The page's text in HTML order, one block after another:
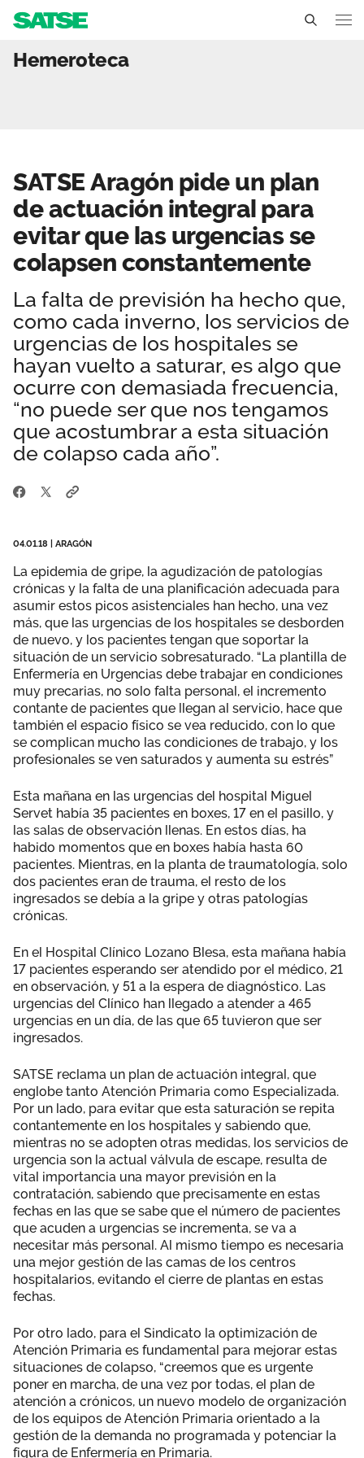
Delegados Sindicales
Estructura organizativa
Transparencia
Ámbitos de negociación
Secciones sindicales
Qué ofrecemos
Servicios
Ventajas
Actualidad
Temas
Noticias
Sala de prensa
Empleo
Documentos
Publicaciones
Vídeos
Aragón
Contáctanos
Área privada
Únete
SATSE Aragón pide un
Hemeroteca
SATSE Aragón pide un plan
de actuación integral para
evitar que las urgencias se
colapsen constantemente
La falta de previsión ha hecho que,
como cada inverno, los servicios de
urgencias de los hospitales se
hayan vuelto a saturar, es algo que
ocurre con demasiada frecuencia,
“no puede ser que nos tengamos
que acostumbrar a esta situación
de colapso cada año”.
04.01.18 ARAGÓN
La epidemia de gripe, la agudización de patologías
crónicas y la falta de una planificación adecuada para
asumir estos picos asistenciales han hecho, una vez
más, que las urgencias de los hospitales se desborden
de nuevo, y los pacientes tengan que soportar la
situación de un servicio sobresaturado. “La plantilla de
Enfermería en Urgencias debe trabajar en condiciones
muy precarias, no solo falta personal, el incremento
contante de pacientes que llegan al servicio, hace que
también el espacio físico se vea reducido, con lo que
se complican mucho las condiciones de trabajo, y los
profesionales se ven saturados y aumenta su estrés”
Esta mañana en las urgencias del hospital Miguel
Servet había 35 pacientes en boxes, 17 en el pasillo, y
las salas de observación llenas. En estos días, ha
habido momentos que en boxes había hasta 60
pacientes. Mientras, en la planta de traumatología, solo
dos pacientes eran de trauma, el resto de los
ingresados se debía a la gripe y otras patologías
crónicas.
En el Hospital Clínico Lozano Blesa, esta mañana había
17 pacientes esperando ser atendido por el médico, 21
en observación, y 51 a la espera de diagnóstico. Las
urgencias del Clínico han llegado a atender a 465
urgencias en un día, de las que 65 tuvieron que ser
ingresados.
SATSE reclama un plan de actuación integral, que
englobe tanto Atención Primaria como Especializada.
Por un lado, para evitar que esta saturación se repita
contantemente en los hospitales y sabiendo que,
mientras no se adopten otras medidas, los servicios de
urgencia son la actual válvula de escape, resulta de
vital importancia una mayor previsión en la
contratación, sabiendo que precisamente en estas
fechas en las que se sabe que el número de pacientes
que acuden a urgencias se incrementa, se va a
necesitar más personal. Al mismo tiempo es necesaria
una mejor gestión de las camas de los centros
hospitalarios, evitando el cierre de plantas en estas
fechas.
Por otro lado, para el Sindicato la optimización de
Atención Primaria es fundamental para mejorar estas
situaciones de colapso, “creemos que es urgente
poner en marcha, de una vez por todas, el plan de
atención a crónicos, un nuevo modelo de organización
de los equipos de Atención Primaria orientado a la
gestión de la demanda no programada y potenciar la
figura de Enfermería en Primaria.